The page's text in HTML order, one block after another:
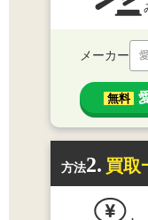
メーカー
無料
方法2. 買取